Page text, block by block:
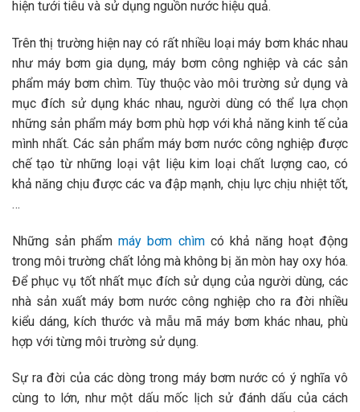
hiện tưới tiêu và sử dụng nguồn nước hiệu quả.
Trên thị trường hiện nay có rất nhiều loại máy bơm khác nhau
như máy bơm gia dụng, máy bơm công nghiệp và các sản
phẩm máy bơm chìm. Tùy thuộc vào môi trường sử dụng và
mục đích sử dụng khác nhau, người dùng có thể lựa chọn
những sản phẩm máy bơm phù hợp với khả năng kinh tế của
mình nhất. Các sản phẩm máy bơm nước công nghiệp được
chế tạo từ những loại vật liệu kim loại chất lượng cao, có
khả năng chịu được các va đập mạnh, chịu lực chịu nhiệt tốt,
…
Những sản phẩmmáy bơm chìmcó khả năng hoạt động
trong môi trường chất lỏng mà không bị ăn mòn hay oxy hóa.
Để phục vụ tốt nhất mục đích sử dụng của người dùng, các
nhà sản xuất máy bơm nước công nghiệp cho ra đời nhiều
kiểu dáng, kích thước và mẫu mã máy bơm khác nhau, phù
hợp với từng môi trường sử dụng.
Sự ra đời của các dòng trong máy bơm nước có ý nghĩa vô
cùng to lớn, như một dấu mốc lịch sử đánh dấu của cách